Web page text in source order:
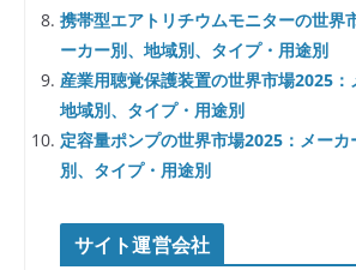
携帯型エアトリチウムモニターの世界
ーカー別、地域別、タイプ・用途別
産業用聴覚保護装置の世界市場2025：
地域別、タイプ・用途別
定容量ポンプの世界市場2025：メーカ
別、タイプ・用途別
サイト運営会社